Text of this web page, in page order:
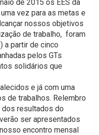
de 2015 os EES da
vez para as metas e
nossos objetivos
de trabalho, foram
a partir de cinco
pelos GTs
solidários que
e já com uma
de trabalhos. Relembro
dos resultados do
ser apresentados
encontro mensal